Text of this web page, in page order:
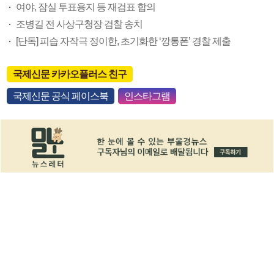
여야, 잠실 투표용지 등 재검표 합의
조병길 전 사상구청장 검찰 송치
[단독] 피습 자작극 정이한, 초기화한 ‘깡통폰’ 경찰 제출
국제신문 카카오플러스 친구
국제신문 공식 페이스북 인스타그램